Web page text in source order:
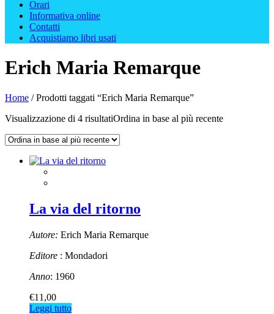
Orari
Informativa online
Contatti
Acquistiamo libri usati
Erich Maria Remarque
Home / Prodotti taggati “Erich Maria Remarque”
Visualizzazione di 4 risultatiOrdina in base al più recente
La via del ritorno
Autore: Erich Maria Remarque
Editore : Mondadori
Anno: 1960
€11,00
Leggi tutto